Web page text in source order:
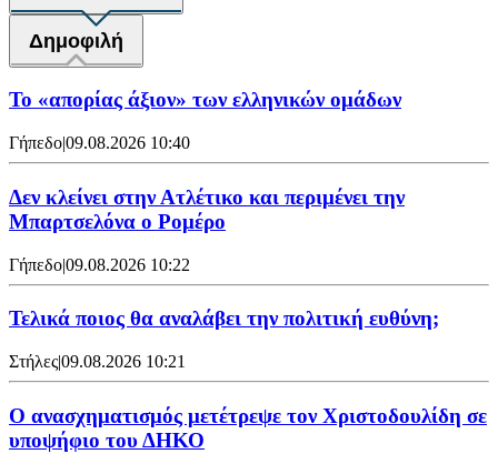
Δημοφιλή
Το «απορίας άξιον» των ελληνικών ομάδων
Γήπεδο|09.08.2026 10:40
Δεν κλείνει στην Ατλέτικο και περιμένει την
Μπαρτσελόνα ο Ρομέρο
Γήπεδο|09.08.2026 10:22
Τελικά ποιος θα αναλάβει την πολιτική ευθύνη;
Στήλες|09.08.2026 10:21
Ο ανασχηματισμός μετέτρεψε τον Χριστοδουλίδη σε
υποψήφιο του ΔΗΚΟ